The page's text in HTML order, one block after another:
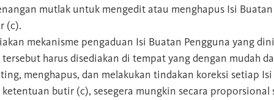
mutlak untuk mengedit atau menghapus Isi
(c).
mekanisme pengaduan Isi Buatan Pengguna yang
harus disediakan di tempat yang dengan mudah
menghapus, dan melakukan tindakan koreksi setiap
butir (c), sesegera mungkin secara proporsional